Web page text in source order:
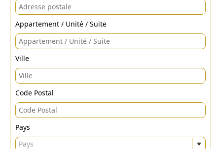
Appartement / Unité / Suite
Ville
Code Postal
Pays
Pays